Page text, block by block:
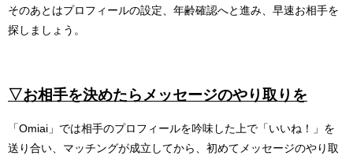
そのあとはプロフィールの設定、年齢確認へと進み、早速お相手を
探しましょう。
▽お相手を決めたらメッセージのやり取りを
「Omiai」では相手のプロフィールを吟味した上で「いいね！」を
送り合い、マッチングが成立してから、初めてメッセージのやり取